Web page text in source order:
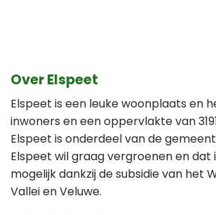
Over Elspeet
Elspeet is een leuke woonplaats en
inwoners en een oppervlakte van
Elspeet is onderdeel van de
Elspeet wil graag vergroenen en dat
mogelijk dankzij de subsidie van het
Vallei en Veluwe.